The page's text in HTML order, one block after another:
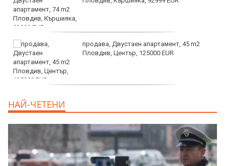
продава, Двустаен апартамент, 45 m2
Пловдив, Център, 125000 EUR
НАЙ-ЧЕТЕНИ